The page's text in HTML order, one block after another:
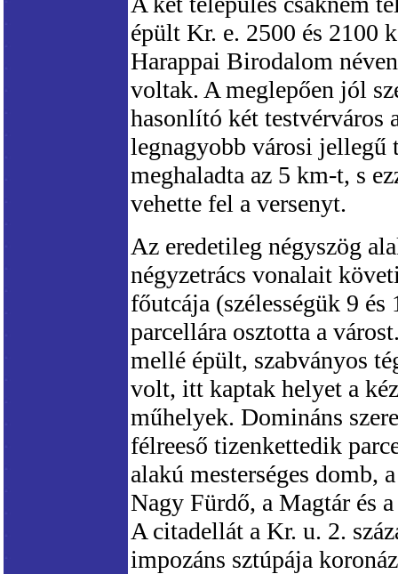
épült Kr. e. 2500 és 2100
Harappai Birodalom
voltak. A meglepően jól
hasonlító két testvérváros
legnagyobb városi
meghaladta az 5 km-t, s
vehette fel a versenyt.
Az eredetileg négyszög
négyzetrács vonalait
főutcája (szélességük 9
parcellára osztotta a
mellé épült, szabványos
volt, itt kaptak helyet a
műhelyek. Domináns
félreeső tizenkettedik
alakú mesterséges domb,
Nagy Fürdő, a Magtár és
A citadellát a Kr. u. 2.
impozáns sztúpája